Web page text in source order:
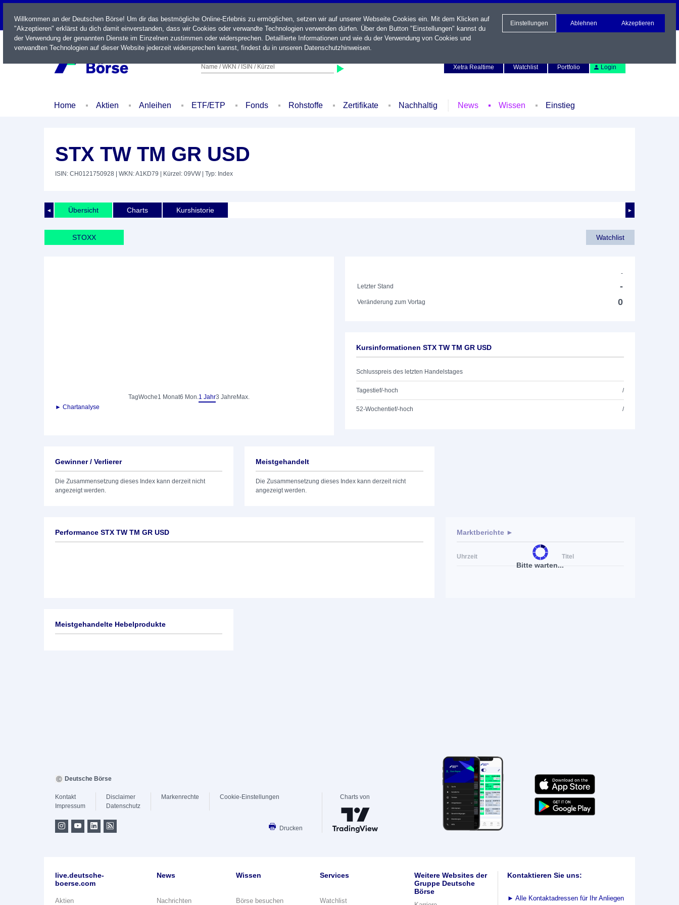
LIVE
Name / WKN / ISIN / Kürzel
Xetra Realtime
Watchlist Portfolio Login
Home Aktien Anleihen ETF/ETP Fonds Rohstoffe Zertifikate Nachhaltig News Wissen Einstieg
STX TW TM GR USD
ISIN: CH0121750928 | WKN: A1KD79 | Kürzel: 09VW| Typ: Index
◄ ►
Übersicht Charts Kurshistorie
STOXX Watchlist
TagWoche1 Monat6 Mon.1 Jahr3 Jahre Max.
► Chartanalyse
-
Letzter Stand
-
Veränderung zum Vortag 0
Kursinformationen STX TW TM GR USD
Schlusspreis des letzten Handelstages
Tagestief/-hoch /
52-Wochentief/-hoch /
Gewinner / Verlierer
Die Zusammensetzung dieses Index kann derzeit nicht
angezeigt werden.
Meistgehandelt
Die Zusammensetzung dieses Index kann derzeit nicht
angezeigt werden.
Performance STX TW TM GR USD
Bitte warten...
Marktberichte ►
Uhrzeit Titel
Meistgehandelte Hebelprodukte
Willkommen an der Deutschen Börse! Um dir das bestmögliche Online-Erlebnis zu ermöglichen, setzen wir auf unserer Webseite Cookies ein. Mit dem Klicken auf
"Akzeptieren" erklärst du dich damit einverstanden, dass wir Cookies oder verwandte Technologien verwenden dürfen. Über den Button "Einstellungen" kannst du
der Verwendung der genannten Dienste im Einzelnen zustimmen oder widersprechen. Detaillierte Informationen und wie du der Verwendung von Cookies und
verwandten Technologien auf dieser Website jederzeit widersprechen kannst, findest du in unseren Datenschutzhinweisen.
Einstellungen Ablehnen Akzeptieren
Deutsche Börse
Kontakt
Impressum
Disclaimer
Datenschutz
Markenrechte Cookie-Einstellungen
Drucken
Charts von
live.deutsche-
boerse.com
Aktien
News
Nachrichten
Wissen
Börse besuchen
Services
Watchlist
Weitere Websites der
Gruppe Deutsche
Börse
Kontaktieren Sie uns:
► Alle Kontaktadressen für Ihr Anliegen